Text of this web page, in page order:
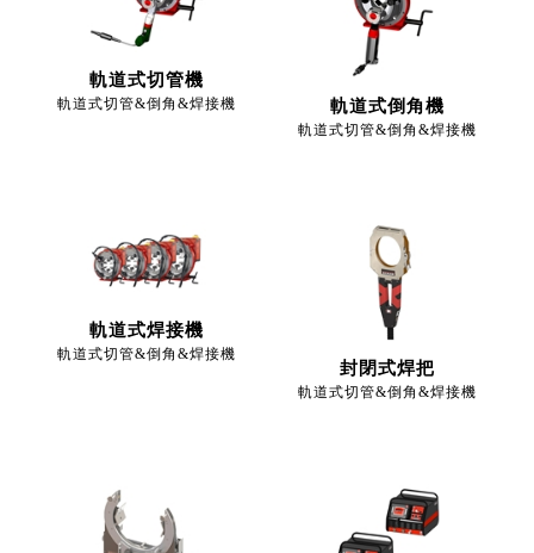
軌道式切管機
軌道式切管&倒角&焊接機 軌道式倒角機
軌道式切管&倒角&焊接機
軌道式焊接機
軌道式切管&倒角&焊接機
封閉式焊把
軌道式切管&倒角&焊接機